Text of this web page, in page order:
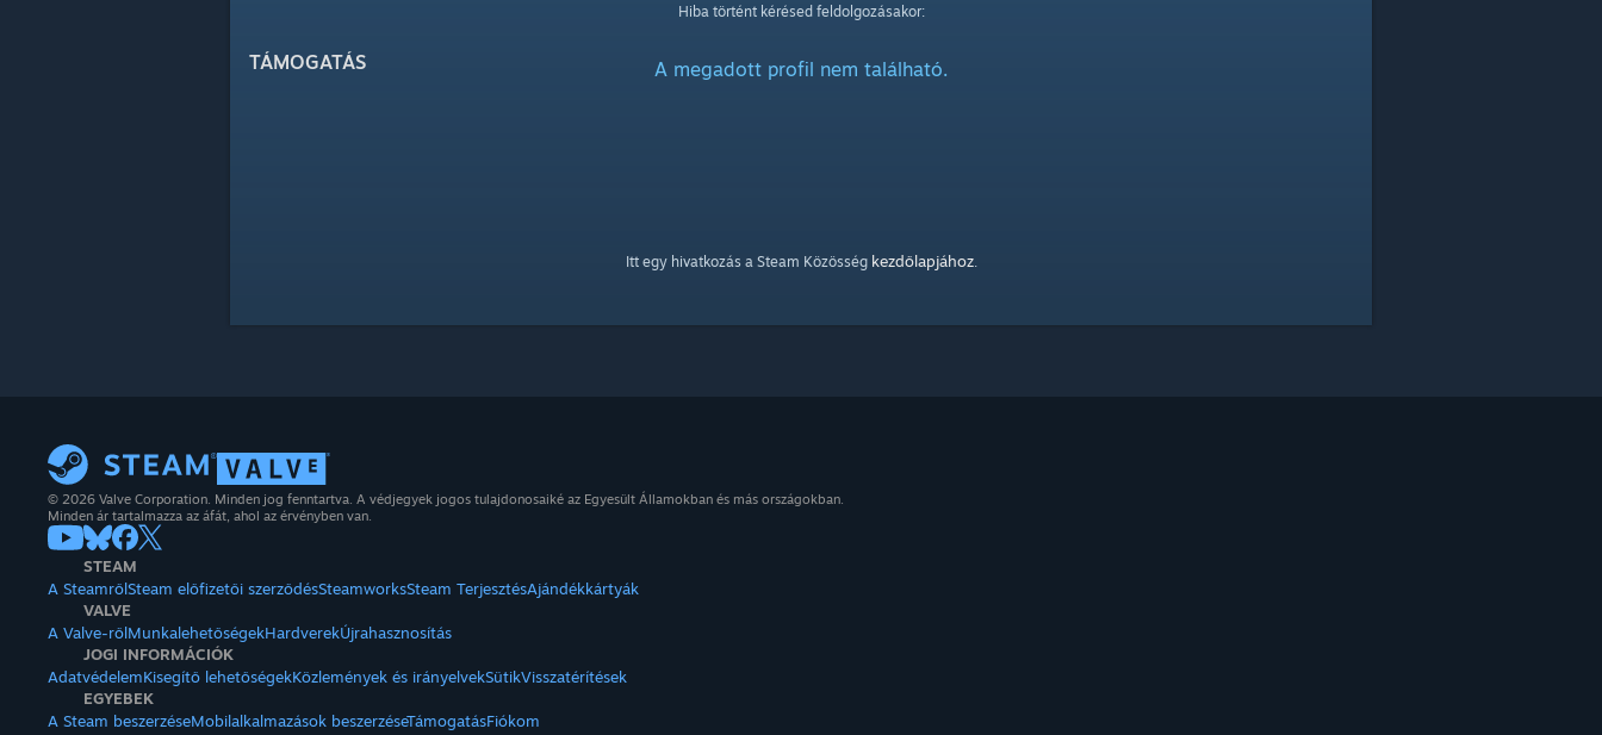
TÁMOGATÁS
Hiba történt kérésed feldolgozásakor:
A megadott profil nem található.
Itt egy hivatkozás a Steam Közösség kezdőlapjához.
© 2026 Valve Corporation. Minden jog fenntartva. A védjegyek jogos tulajdonosaiké az Egyesült Államokban és más országokban.
Minden ár tartalmazza az áfát, ahol az érvényben van.
STEAM
A SteamrőlSteam előfizetői szerződésSteamworksSteam TerjesztésAjándékkártyák
VALVE
A Valve-rőlMunkalehetőségekHardverekÚjrahasznosítás
JOGI INFORMÁCIÓK
AdatvédelemKisegítő lehetőségekKözlemények és irányelvekSütikVisszatérítések
EGYEBEK
A Steam beszerzéseMobilalkalmazások beszerzéseTámogatásFiókom